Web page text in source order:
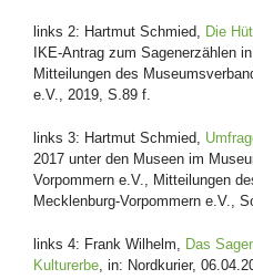
links 2: Hartmut Schmied, Die
IKE-Antrag zum Sagenerzählen
Mitteilungen des
e.V., 2019, S.89 f.
links 3: Hartmut Schmied,
2017 unter den Museen im
Vorpommern e.V., Mitteilungen
Mecklenburg-Vorpommern e.V.,
links 4: Frank Wilhelm, Das
Kulturerbe , in: Nordkurier,